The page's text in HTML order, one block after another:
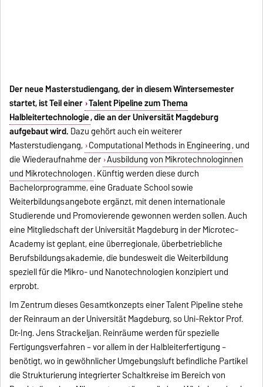
Der neue Masterstudiengang, der in diesem Wintersemester
startet, ist Teil einer Talent Pipeline zum Thema
Halbleitertechnologie, die an der Universität Magdeburg
aufgebaut wird. Dazu gehört auch ein weiterer
Masterstudiengang, Computational Methods in Engineering, und
die Wiederaufnahme der Ausbildung von Mikrotechnologinnen
und Mikrotechnologen. Künftig werden diese durch
Bachelorprogramme, eine Graduate School sowie
Weiterbildungsangebote ergänzt, mit denen internationale
Studierende und Promovierende gewonnen werden sollen. Auch
eine Mitgliedschaft der Universität Magdeburg in der Microtec-
Academy ist geplant, eine überregionale, überbetriebliche
Berufsbildungsakademie, die bundesweit die Weiterbildung
speziell für die Mikro- und Nanotechnologien konzipiert und
erprobt.
Im Zentrum dieses Gesamtkonzepts einer Talent Pipeline stehe
der Reinraum an der Universität Magdeburg, so Uni-Rektor Prof.
Dr.-Ing. Jens Strackeljan. Reinräume werden für spezielle
Fertigungsverfahren – vor allem in der Halbleiterfertigung –
benötigt, wo in gewöhnlicher Umgebungsluft befindliche Partikel
die Strukturierung integrierter Schaltkreise im Bereich von